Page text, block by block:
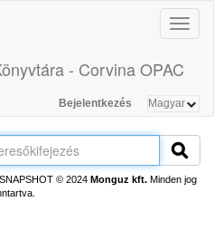
- Corvina OPAC
Bejelentkezés
© 2024 Monguz kft. Minden jog